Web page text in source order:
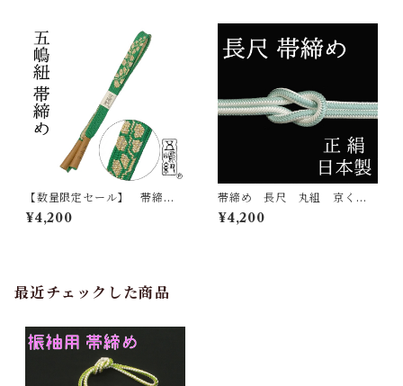
【数量限定セール】 帯締
め 五嶋紐 江戸組紐 帯
〆 おびじめ 正絹 日本
¥4,200
帯締め 長尺 丸組 京くみ
ひも 正絹 日本製 ozt10
ロングサイズ 2トーン 帯
¥4,200
最近チェックした商品